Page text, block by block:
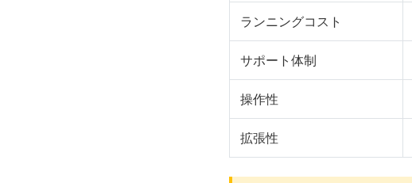
ランニングコスト
サポート体制
操作性
拡張性